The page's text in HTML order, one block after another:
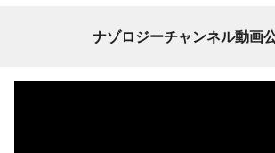
ナゾロジーチャンネル動画